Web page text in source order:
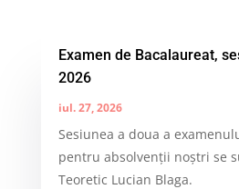
Examen de Bacalaureat,
2026
iul. 27, 2026
Sesiunea a doua a
pentru absolvenții noștri se
Teoretic Lucian Blaga.